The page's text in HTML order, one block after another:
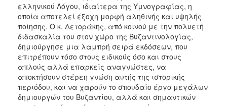
ελληνικού Λόγου, ιδιαίτερα της Υμνογραφίας, η
οποία αποτελεί έξοχη μορφή αληθινής και υψηλής
ποίησης. Ο κ. Δετοράκης, από κοινού με την πολυετή
διδασκαλία του στον χώρο της Βυζαντινολογίας,
δημιούργησε μια λαμπρή σειρά εκδόσεων, που
επιτρέπουν τόσο στους ειδικούς όσο και στους
απλούς αλλά επαρκείς αναγνώστες, να
αποκτήσουν στέρεη γνώση αυτής της ιστορικής
περιόδου, και να χαρούν το σπουδαίο έργο μεγάλων
δημιουργών του Βυζαντίου, αλλά και σημαντικών